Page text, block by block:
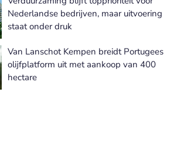
Nederlandse bedrijven, maar uitvoering
staat onder druk
Van Lanschot Kempen breidt Portugees
olijfplatform uit met aankoop van 400
hectare